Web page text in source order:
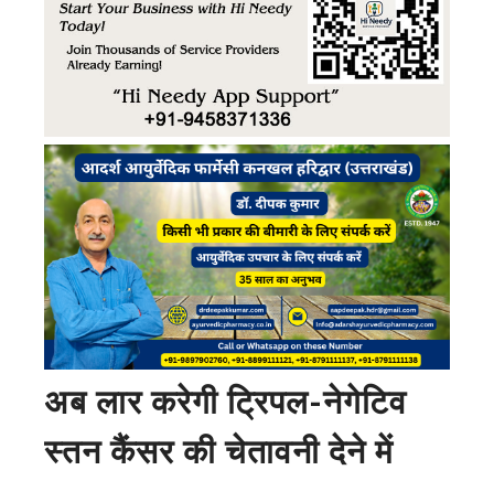
अब लार करेगी ट्रिपल-नेगेटिव
स्तन कैंसर की चेतावनी देने में